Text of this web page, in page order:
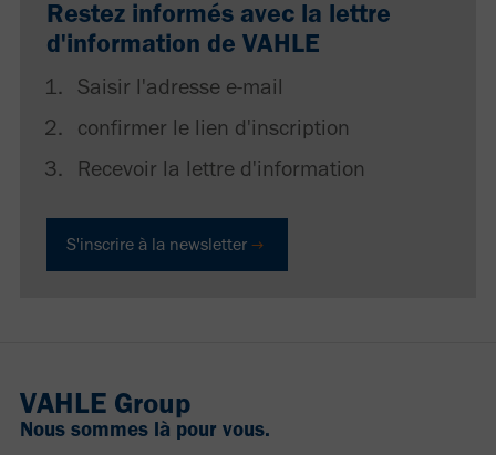
Restez informés avec la lettre
d'information de VAHLE
Saisir l'adresse e-mail
confirmer le lien d'inscription
Recevoir la lettre d'information
S'inscrire à la newsletter
VAHLE Group
Nous sommes là pour vous.